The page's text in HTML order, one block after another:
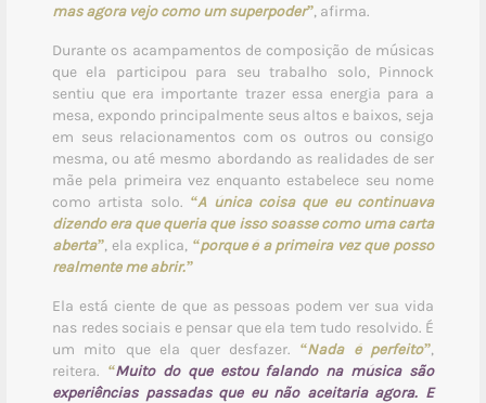
mas agora vejo como um superpoder”, afirma.
Durante os acampamentos de composição de músicas
que ela participou para seu trabalho solo, Pinnock
sentiu que era importante trazer essa energia para a
mesa, expondo principalmente seus altos e baixos, seja
em seus relacionamentos com os outros ou consigo
mesma, ou até mesmo abordando as realidades de ser
mãe pela primeira vez enquanto estabelece seu nome
como artista solo. “A única coisa que eu continuava
dizendo era que queria que isso soasse como uma carta
aberta”, ela explica, “porque é a primeira vez que posso
realmente me abrir.”
Ela está ciente de que as pessoas podem ver sua vida
nas redes sociais e pensar que ela tem tudo resolvido. É
um mito que ela quer desfazer. “Nada é perfeito”,
reitera. “Muito do que estou falando na música são
experiências passadas que eu não aceitaria agora. E